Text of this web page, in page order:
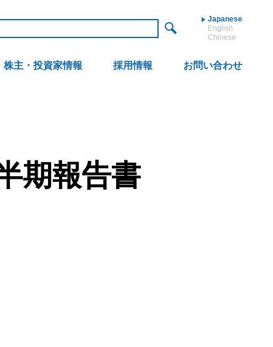
Japanese
English
Chinese
株主・投資家情報 採用情報 お問い合わせ
期報告書